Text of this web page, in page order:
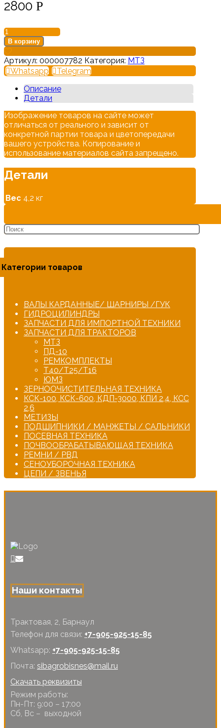
2800 Р
В корзину
Артикул: 000007782 Категория: МТЗ
Whatsapp
Telegram
Описание
Детали
Изображение товаров на сайте может
отличаться от реального и зависит от
конкретной партии товара и цветопередачи
вашего устройства. Копирование и
использование материалов сайта запрещено.
Детали
Вес 4,2 кг
Категории товаров
ВАЛЫ КАРДАННЫЕ/ ШАРНИРЫ /ГУК
ГИДРОЦИЛИНДРЫ
ЗАПЧАСТИ ДЛЯ ИМПОРТНОЙ ТЕХНИКИ
ЗАПЧАСТИ ДЛЯ ТРАКТОРОВ
МТЗ
ПД-10
РЕМКОМПЛЕКТЫ
Т40/Т25/Т16
ЮМЗ
ЗЕРНООЧИСТИТЕЛЬНАЯ ТЕХНИКА
КСК-100, КСК-600, КДП-3000, КПИ 2,4, КСС
2,6
МЕТИЗЫ
ПОДШИПНИКИ / МАНЖЕТЫ / САЛЬНИКИ
ПОСЕВНАЯ ТЕХНИКА
ПОЧВООБРАБАТЫВАЮЩАЯ ТЕХНИКА
РЕМНИ / РВД
СЕНОУБОРОЧНАЯ ТЕХНИКА
ЦЕПИ / ЗВЕНЬЯ
Наши контакты
Трактовая, 2, Барнаул
Телефон для связи: +7-905-925-15-85
Whatsapp: +7-905-925-15-85
Почта: sibagrobisnes@mail.ru
Скачать реквизиты
Режим работы:
Пн-Пт: 9:00 – 17:00
Сб, Вс – выходной